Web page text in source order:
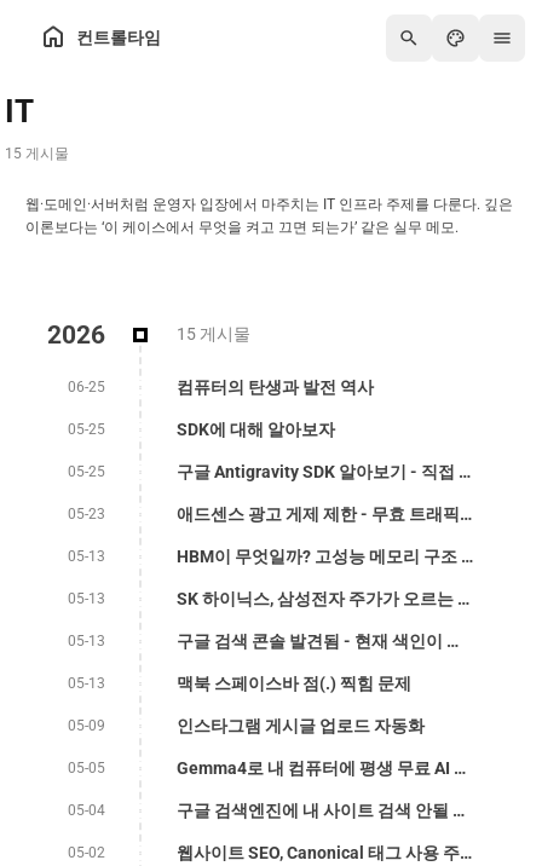
컨트롤타임
IT
15 게시물
웹·도메인·서버처럼 운영자 입장에서 마주치는 IT 인프라 주제를 다룬다. 깊은
이론보다는 ‘이 케이스에서 무엇을 켜고 끄면 되는가’ 같은 실무 메모.
2026 15 게시물
06-25 컴퓨터의 탄생과 발전 역사
05-25 SDK에 대해 알아보자
05-25 구글 Antigravity SDK 알아보기 - 직접 만드는 나만의 AI Agent
05-23 애드센스 광고 게제 제한 - 무효 트래픽 우려
05-13 HBM이 무엇일까? 고성능 메모리 구조 알아보기
05-13 SK 하이닉스, 삼성전자 주가가 오르는 이유가 무엇일까
05-13 구글 검색 콘솔 발견됨 - 현재 색인이 생성되지 않음 삽질기
05-13 맥북 스페이스바 점(.) 찍힘 문제
05-09 인스타그램 게시글 업로드 자동화
05-05 Gemma4로 내 컴퓨터에 평생 무료 AI 에이전트 설치하기
05-04 구글 검색엔진에 내 사이트 검색 안될 때 - 클라우드 플레어 설정
05-02 웹사이트 SEO, Canonical 태그 사용 주의!